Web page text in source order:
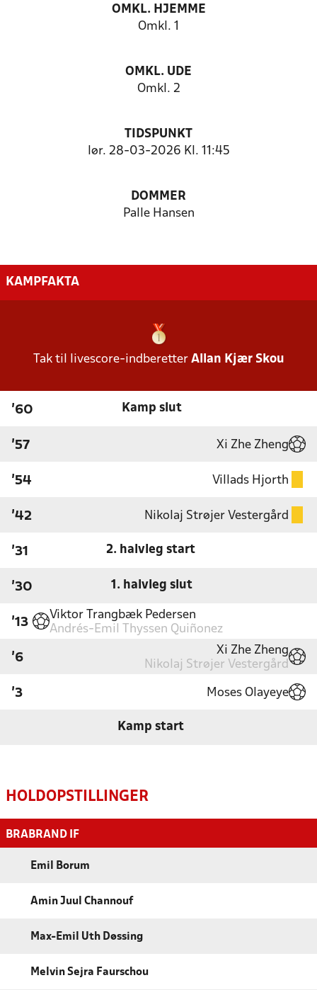
OMKL. HJEMME
Omkl. 1
OMKL. UDE
Omkl. 2
TIDSPUNKT
lør. 28-03-2026 Kl. 11:45
DOMMER
Palle Hansen
KAMPFAKTA
Tak til livescore-indberetter Allan Kjær Skou
'60 Kamp slut
'57 Xi Zhe Zheng
'54 Villads Hjorth
'42 Nikolaj Strøjer Vestergård
'31 2. halvleg start
'30 1. halvleg slut
'13
Viktor Trangbæk Pedersen
Andrés-Emil Thyssen Quiñonez
'6
Xi Zhe Zheng
Nikolaj Strøjer Vestergård
'3 Moses Olayeye
Kamp start
HOLDOPSTILLINGER
BRABRAND IF
Emil Borum
Amin Juul Channouf
Max-Emil Uth Døssing
Melvin Sejra Faurschou